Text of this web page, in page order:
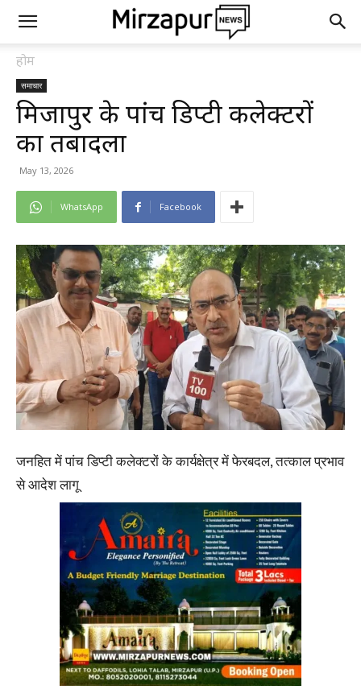
होम
समाचार
मिर्जापुर के पांच डिप्टी कलेक्टरों
का तबादला
May 13, 2026
WhatsApp Facebook
जनहित में पांच डिप्टी कलेक्टरों के कार्यक्षेत्र में फेरबदल, तत्काल प्रभाव
से आदेश लागू